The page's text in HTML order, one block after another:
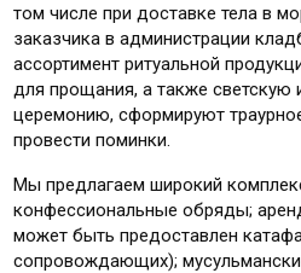
том числе при доставке тела в
заказчика в администрации
ассортимент ритуальной
для прощания, а также светскую
церемонию, сформируют
провести поминки.
Мы предлагаем широкий
конфессиональные обряды;
может быть предоставлен
сопровождающих);